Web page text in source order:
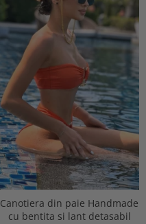
Canotiera din paie Handmade
cu bentita si lant detasabil